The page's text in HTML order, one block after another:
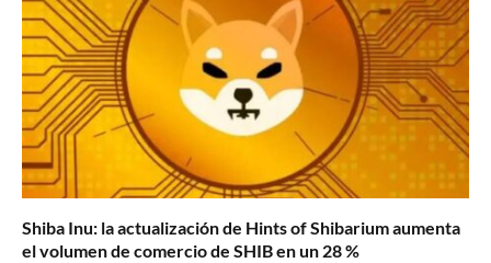
Shiba Inu: la actualización de Hints of Shibarium aumenta
el volumen de comercio de SHIB en un 28 %